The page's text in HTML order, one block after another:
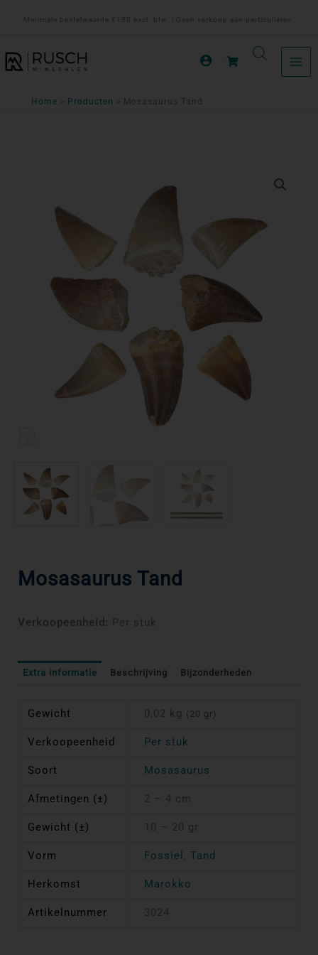
inhoud
Minimale bestelwaarde €150 excl. btw. | Geen verkoop aan particulieren.
Home Producten Mosasaurus Tand
Mosasaurus Tand
Verkoopeenheid: Per stuk
Extra informatie Beschrijving Bijzonderheden
Gewicht 0,02 kg (20 gr)
Verkoopeenheid Per stuk
Soort Mosasaurus
Afmetingen (±) 2 – 4 cm
Gewicht (±) 10 – 20 gr
Vorm Fossiel , Tand
Herkomst Marokko
Artikelnummer 3024